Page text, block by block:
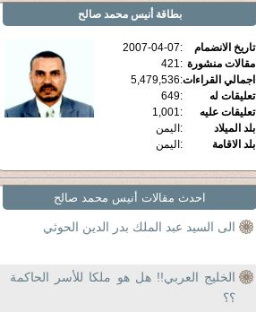
بطاقة أنيس محمد صالح
تاريخ الانضمام :
2007-04-07
مقالات منشورة :
421
اجمالي القراءات:
5,479,536
تعليقات له
:
649
تعليقات عليه
:
1,001
بلد الميلاد
: اليمن
بلد الاقامة
: اليمن
احدث مقالات أنيس محمد صالح
الى السيد عبد الملك بدر الدين الحوثي
الخليج العربي!! هل هو ملكا للأسر الحاكمة
؟؟